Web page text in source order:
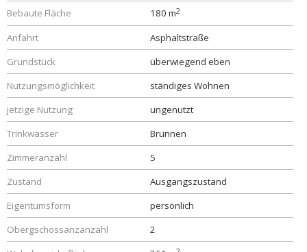
Bebaute Fläche
180 m2
Anfahrt
Asphaltstraße
Grundstück
überwiegend eben
Nutzungsmöglichkeit
ständiges Wohnen
jetzige Nutzung
ungenutzt
Trinkwasser
Brunnen
Zimmeranzahl
5
Zustand
Ausgangszustand
Eigentumsform
persönlich
Obergschossanzanzahl
2